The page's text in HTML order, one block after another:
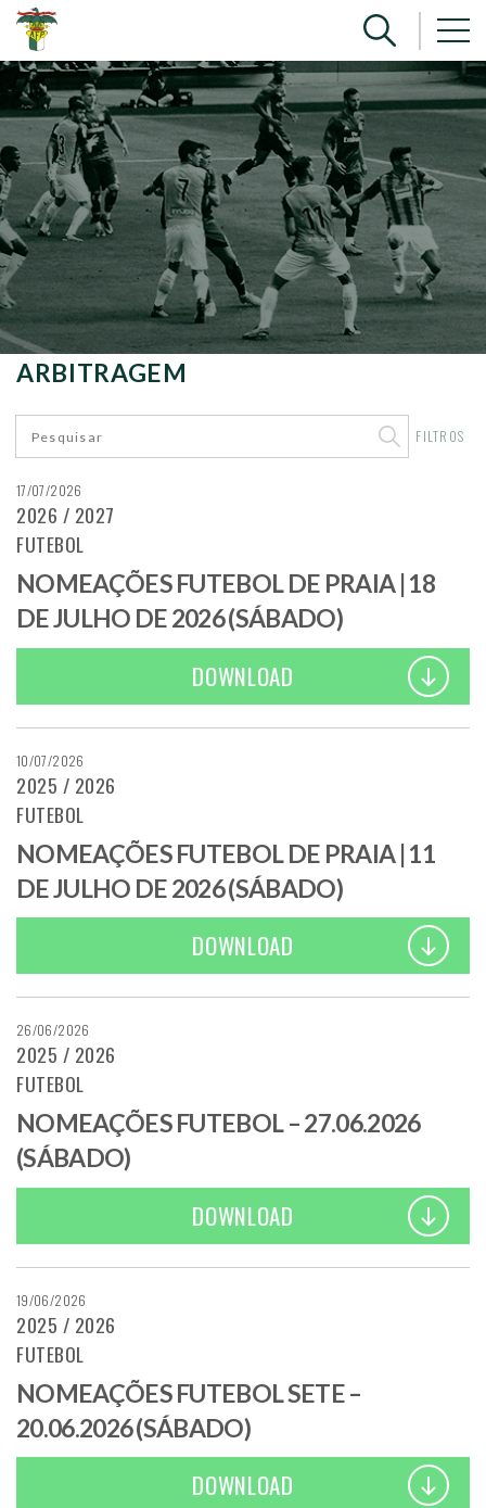
ARBITRAGEM
FILTROS
17/07/2026
2026 / 2027
FUTEBOL
NOMEAÇÕES FUTEBOL DE PRAIA | 18
DE JULHO DE 2026 (SÁBADO)
DOWNLOAD
10/07/2026
2025 / 2026
FUTEBOL
NOMEAÇÕES FUTEBOL DE PRAIA | 11
DE JULHO DE 2026 (SÁBADO)
DOWNLOAD
26/06/2026
2025 / 2026
FUTEBOL
NOMEAÇÕES FUTEBOL – 27.06.2026
(SÁBADO)
DOWNLOAD
19/06/2026
2025 / 2026
FUTEBOL
NOMEAÇÕES FUTEBOL SETE –
20.06.2026 (SÁBADO)
DOWNLOAD